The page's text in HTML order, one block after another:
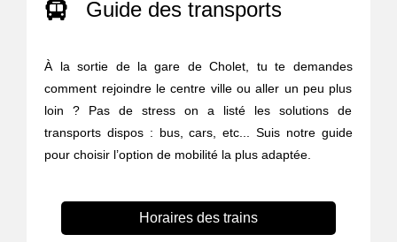
Guide des transports
À la sortie de la gare de Cholet, tu te demandes
comment rejoindre le centre ville ou aller un peu plus
loin ? Pas de stress on a listé les solutions de
transports dispos : bus, cars, etc... Suis notre guide
pour choisir l’option de mobilité la plus adaptée.
Horaires des trains